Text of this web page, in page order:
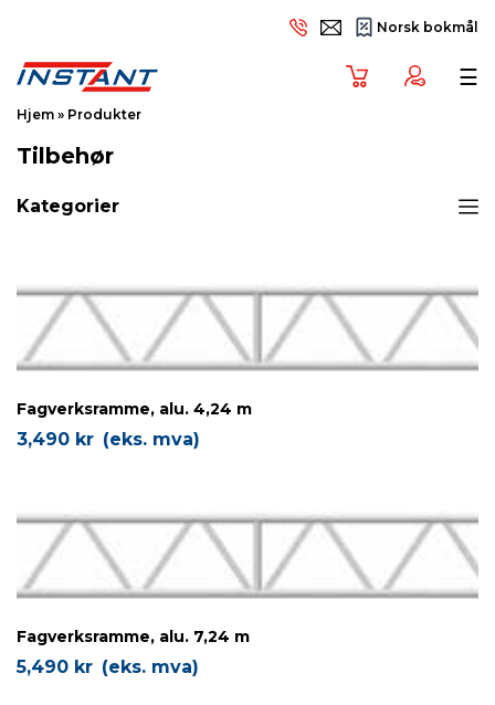
Norsk bokmål
☰
Hjem » Produkter
Tilbehør
Kategorier
Fagverksramme, alu. 4,24 m
3,490 kr (eks. mva)
Fagverksramme, alu. 7,24 m
5,490 kr (eks. mva)